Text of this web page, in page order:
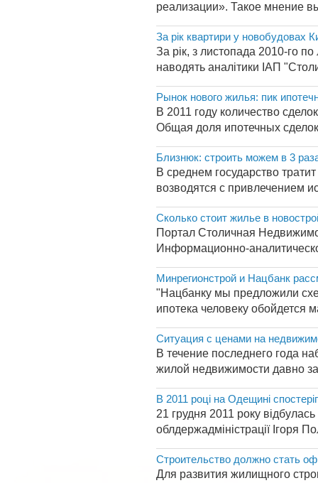
реализации». Такое мнение
За рік квартири у новобудовах
За рік, з листопада 2010-го
наводять аналітики ІАП
Рынок нового жилья: пик
В 2011 году количество
Общая доля ипотечных
Близнюк: строить можем в 3
В среднем государство
возводятся с привлечением
Сколько стоит жилье в
Портал Столичная
Информационно-
Минрегионстрой и Нацбанк
"Нацбанку мы предложили
ипотека человеку обойдется
Ситуация с ценами на
В течение последнего года
жилой недвижимости давно
В 2011 році на Одещині
21 грудня 2011 року
облдержадміністрації Ігоря
Строительство должно стать
Для развития жилищного